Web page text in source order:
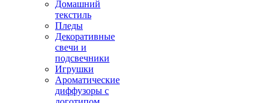
Домашний
текстиль
Пледы
Декоративные
свечи и
подсвечники
Игрушки
Ароматические
диффузоры с